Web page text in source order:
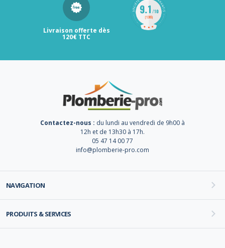
Livraison offerte dès
120€ TTC
Contactez-nous : du lundi au vendredi de 9h00 à
12h et de 13h30 à 17h.
05 47 14 00 77
info@plomberie-pro.com
NAVIGATION
PRODUITS & SERVICES